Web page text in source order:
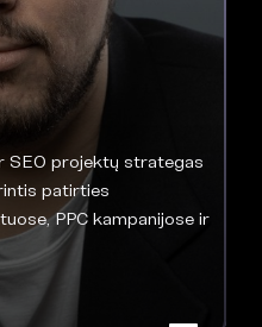
SEO projektų strategas
patirties
PPC kampanijose ir